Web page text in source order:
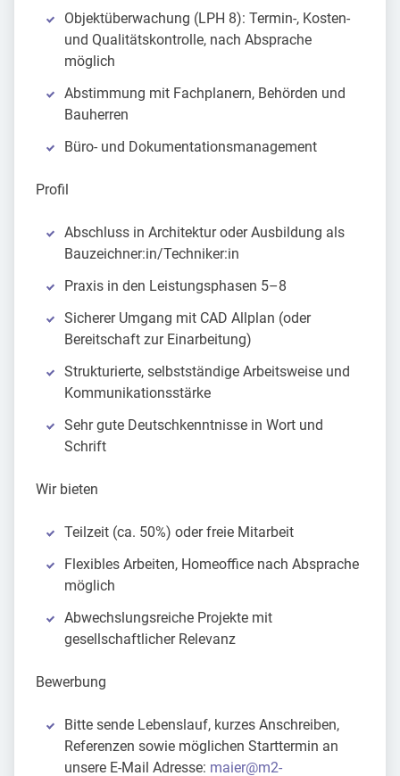
Objektüberwachung (LPH 8): Termin-, Kosten-
und Qualitätskontrolle, nach Absprache
möglich
Abstimmung mit Fachplanern, Behörden und
Bauherren
Büro- und Dokumentationsmanagement
Profil
Abschluss in Architektur oder Ausbildung als
Bauzeichner:in/Techniker:in
Praxis in den Leistungsphasen 5–8
Sicherer Umgang mit CAD Allplan (oder
Bereitschaft zur Einarbeitung)
Strukturierte, selbstständige Arbeitsweise und
Kommunikationsstärke
Sehr gute Deutschkenntnisse in Wort und
Schrift
Wir bieten
Teilzeit (ca. 50%) oder freie Mitarbeit
Flexibles Arbeiten, Homeoffice nach Absprache
möglich
Abwechslungsreiche Projekte mit
gesellschaftlicher Relevanz
Bewerbung
Bitte sende Lebenslauf, kurzes Anschreiben,
Referenzen sowie möglichen Starttermin an
unsere E-Mail Adresse: maier@m2-